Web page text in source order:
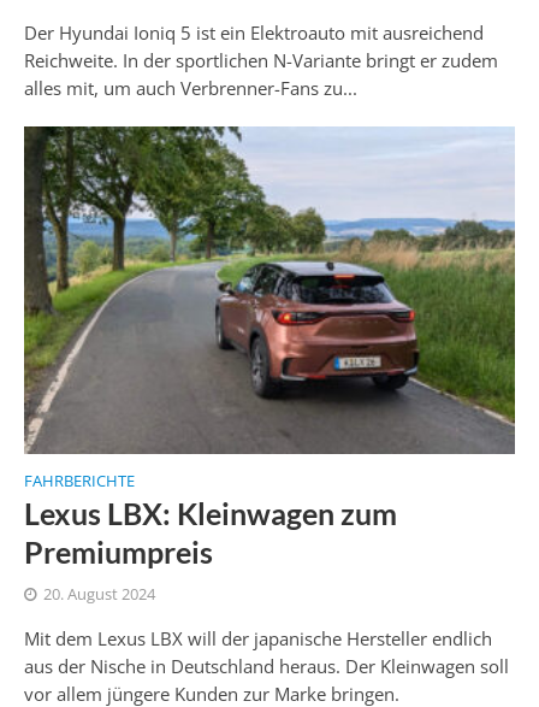
Der Hyundai Ioniq 5 ist ein Elektroauto mit ausreichend
Reichweite. In der sportlichen N-Variante bringt er zudem
alles mit, um auch Verbrenner-Fans zu...
FAHRBERICHTE
Lexus LBX: Kleinwagen zum
Premiumpreis
20. August 2024
Mit dem Lexus LBX will der japanische Hersteller endlich
aus der Nische in Deutschland heraus. Der Kleinwagen soll
vor allem jüngere Kunden zur Marke bringen.